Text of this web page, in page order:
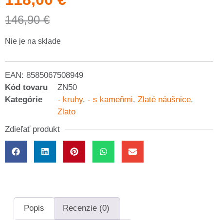
146,90€
Nie je na sklade
EAN: 8585067508949
Kód tovaru
ZN50
Kategórie
- kruhy, - s kameňmi, Zlaté náušnice,
Zlato
Zdieľať produkt
Popis Recenzie (0)